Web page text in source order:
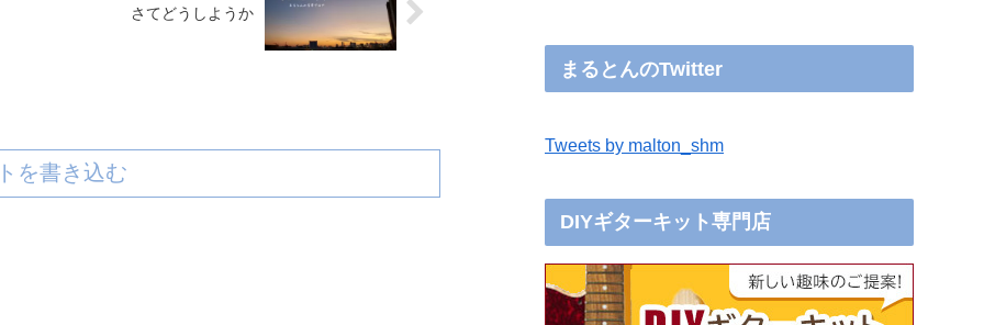
さてどうしようか
を書き込む
まるとんのTwitter
Tweets by malton_shm
DIYギターキット専門店